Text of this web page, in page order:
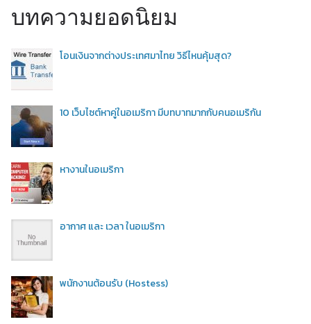
บทความยอดนิยม
โอนเงินจากต่างประเทศมาไทย วิธีไหนคุ้มสุด?
10 เว็บไซต์หาคู่ในอเมริกา มีบทบาทมากกับคนอเมริกัน
หางานในอเมริกา
อากาศ และ เวลา ในอเมริกา
พนักงานต้อนรับ (Hostess)